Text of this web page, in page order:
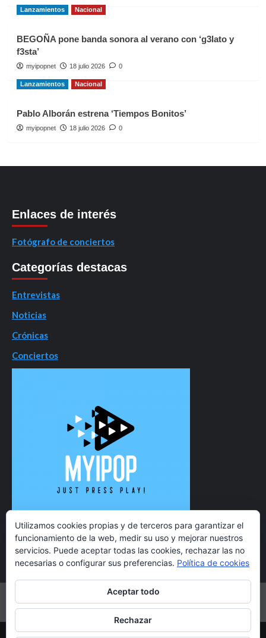
Lanzamientos Nacional
BEGOÑA pone banda sonora al verano con ‘g3lato y
f3sta’
myipopnet 18 julio 2026 0
Lanzamientos Nacional
Pablo Alborán estrena ‘Tiempos Bonitos’
myipopnet 18 julio 2026 0
Enlaces de interés
Fotógrafo de conciertos
Categorías destacas
Entrevistas
Noticias
Crónicas
Conciertos
TwitterInstagramFacebookYouTube
Utilizamos cookies propias y de terceros para garantizar el
funcionamiento de la web, medir su uso y mejorar nuestros
servicios. Puede aceptar todas las cookies, rechazar las no
necesarias o configurar sus preferencias. Política de cookies
Aceptar todo
Rechazar